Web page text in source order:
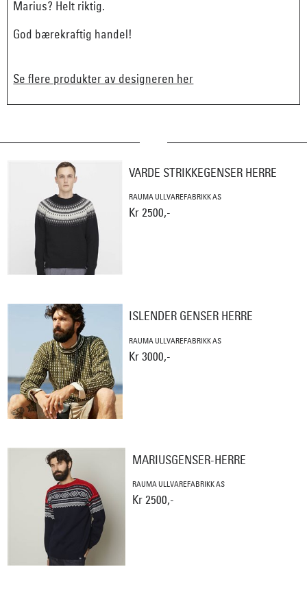
Marius? Helt riktig.
God bærekraftig handel!
Se flere produkter av designeren her
VARDE STRIKKEGENSER HERRE
RAUMA ULLVAREFABRIKK AS
Kr 2500,-
ISLENDER GENSER HERRE
RAUMA ULLVAREFABRIKK AS
Kr 3000,-
MARIUSGENSER-HERRE
RAUMA ULLVAREFABRIKK AS
Kr 2500,-